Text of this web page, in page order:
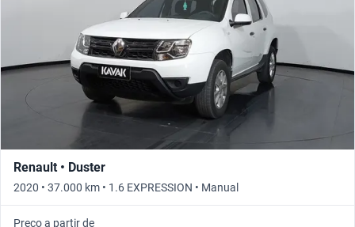
Renault • Duster
2020 • 37.000 km • 1.6 EXPRESSION • Manual
Preço a partir de